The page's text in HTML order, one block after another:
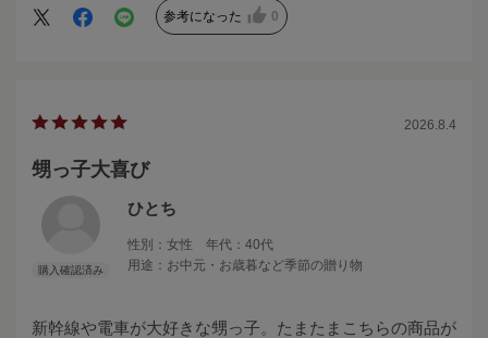
参考になった 0
2026.8.4
甥っ子大喜び
ひとち
性別： 女性 年代： 40代
用途： お中元・お歳暮など季節の贈り物
新幹線や電車が大好きな甥っ子。たまたまこちらの商品が